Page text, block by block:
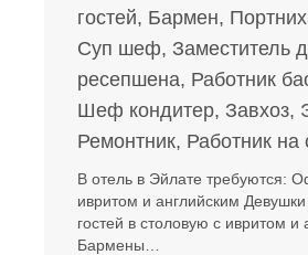
гостей, Бармен,
Суп шеф, Заместитель
ресепшена, Работник
Шеф кондитер, Завхоз,
Ремонтник, Работник на
В отель в Эйлате требуются:
ивритом и английским Девушки
гостей в столовую с ивритом и
Бармены…